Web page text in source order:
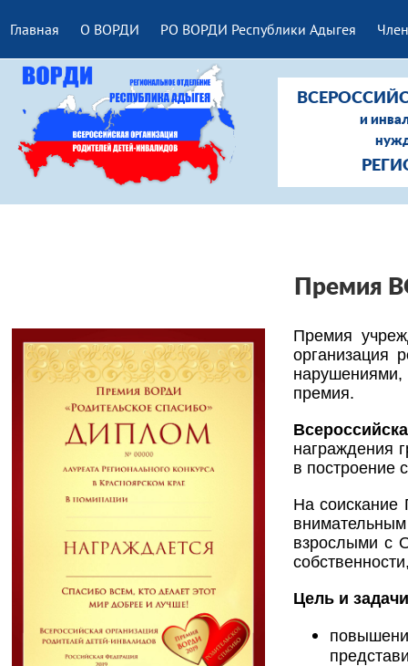
Главная О ВОРДИ РО ВОРДИ Республики Адыгея
и
Премия
Премия
организация
нарушениями,
премия.
награждения
в построение
На соискание
взрослыми с
Цель и